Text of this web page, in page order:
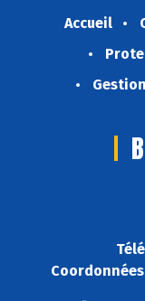
Accueil
Coordonnées